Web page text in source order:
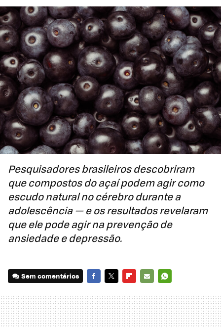
Pesquisadores brasileiros descobriram
que compostos do açaí podem agir como
escudo natural no cérebro durante a
adolescência — e os resultados revelaram
que ele pode agir na prevenção de
ansiedade e depressão.
Sem comentários
MAIL